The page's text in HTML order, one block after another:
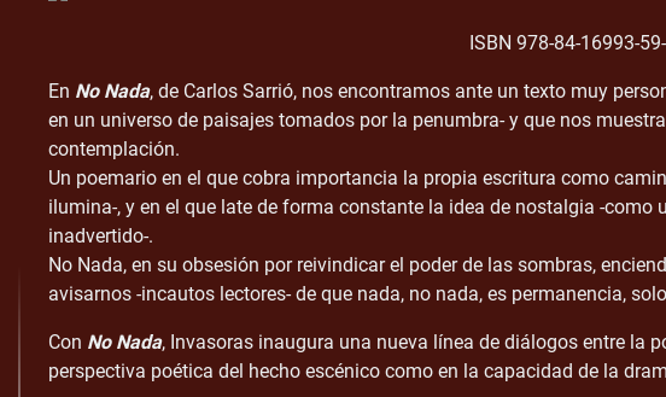
ISBN 978-84-16993-
En No Nada, de Carlos Sarrió, nos encontramos ante un texto muy
en un universo de paisajes tomados por la penumbra- y que nos
contemplación.
Un poemario en el que cobra importancia la propia escritura como
ilumina-, y en el que late de forma constante la idea de nostalgia -como
inadvertido-.
No Nada, en su obsesión por reivindicar el poder de las sombras,
avisarnos -incautos lectores- de que nada, no nada, es permanencia,
Con No Nada, Invasoras inaugura una nueva línea de diálogos entre la
perspectiva poética del hecho escénico como en la capacidad de la